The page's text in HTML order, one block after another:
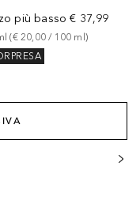
più basso € 37,99
(€ 20,00 / 100 ml)